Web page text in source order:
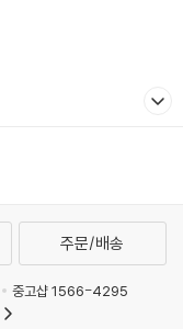
주문/배송
중고샵 1566-4295